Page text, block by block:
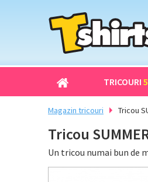
TRICOURI
Magazin tricouri Tricou
Tricou
Un tricou numai bun de